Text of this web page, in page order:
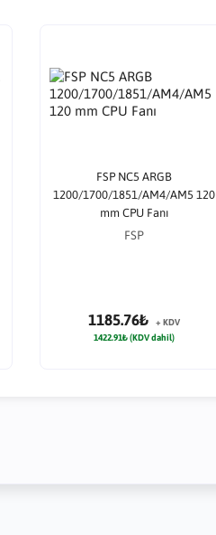
FSP NC5 ARGB
1200/1700/1851/AM4/AM5 120
mm CPU Fanı
FSP
1185.76₺
+ KDV
1422.91₺ (KDV dahil)